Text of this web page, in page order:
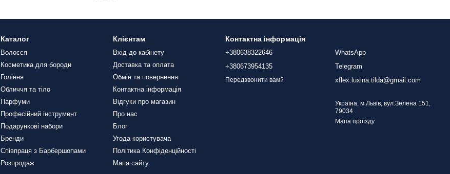
Каталог
Волосся
Косметика для бороди
Гоління
Обличчя та тіло
Парфуми
Професійний інструмент
Подарункові набори
Бренди
Співпраця з Барбершопами
Розпродаж
Клієнтам
Вхід до кабінету
Доставка та оплата
Обмін та повернення
Контактна інформація
Відгуки про магазин
Про нас
Блог
Угода користувача
Політика Конфіденційності
Мапа сайту
Контактна інформація
+380638322646
+380673954135
Передзвонити вам?
WhatsApp
Telegram
xflex.luxina.tilda@gmail.com
Україна, м.Львів, вул.Зелена 151,
79034
Мапа проїзду